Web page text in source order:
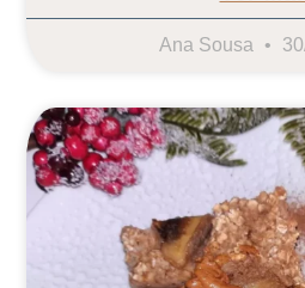
Ana Sousa